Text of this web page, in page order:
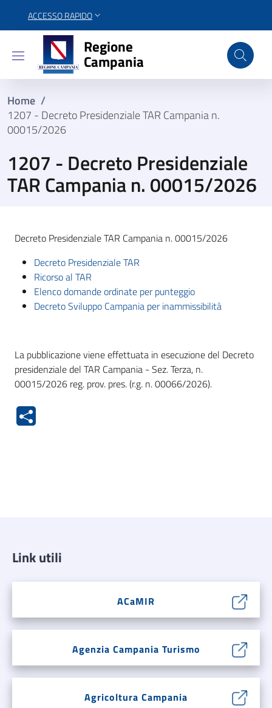
ACCESSO RAPIDO
Regione Campania
Regione
Campania
Home /
1207 - Decreto Presidenziale TAR Campania n.
00015/2026
1207 - Decreto Presidenziale
TAR Campania n. 00015/2026
Decreto Presidenziale TAR Campania n. 00015/2026
Decreto Presidenziale TAR
Ricorso al TAR
Elenco domande ordinate per punteggio
Decreto Sviluppo Campania per inammissibilità
La pubblicazione viene effettuata in esecuzione del Decreto
presidenziale del TAR Campania - Sez. Terza, n.
00015/2026 reg. prov. pres. (r.g. n. 00066/2026).
Link utili
ACaMIR
Agenzia Campania Turismo
Agricoltura Campania